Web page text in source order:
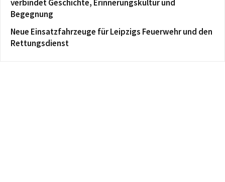
verbindet Geschichte, Erinnerungskultur und
Begegnung
Neue Einsatzfahrzeuge für Leipzigs Feuerwehr und den
Rettungsdienst